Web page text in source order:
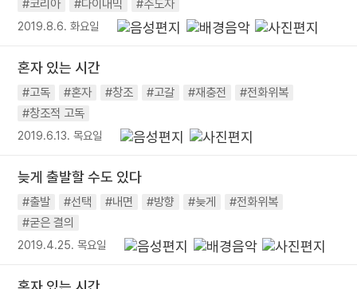
#코리아
#다이내믹 #주도자
2019.8.6. 화요일
혼자 있는 시간
#고독 #혼자 #창조 #고갈 #재충전
#전화위복
#창조적 고독
2019.6.13. 목요일
늦게 출발할 수도 있다
#출발 #선택 #내면 #방향 #늦게
#전화위복
#굳은 결의
2019.4.25. 목요일